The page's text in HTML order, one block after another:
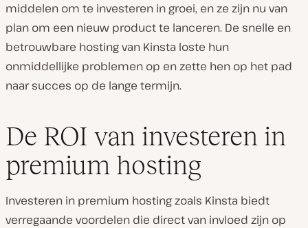
middelen om te investeren in groei, en ze zijn nu van
plan om een nieuw product te lanceren. De snelle en
betrouwbare hosting van Kinsta loste hun
onmiddellijke problemen op en zette hen op het pad
naar succes op de lange termijn.
De ROI van investeren in
premium hosting
Investeren in premium hosting zoals Kinsta biedt
verregaande voordelen die direct van invloed zijn op